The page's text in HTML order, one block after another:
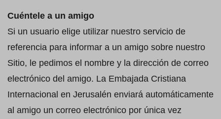
Cuéntele a un amigo
Si un usuario elige utilizar nuestro servicio de
referencia para informar a un amigo sobre nuestro
Sitio, le pedimos el nombre y la dirección de correo
electrónico del amigo. La Embajada Cristiana
Internacional en Jerusalén enviará automáticamente
al amigo un correo electrónico por única vez